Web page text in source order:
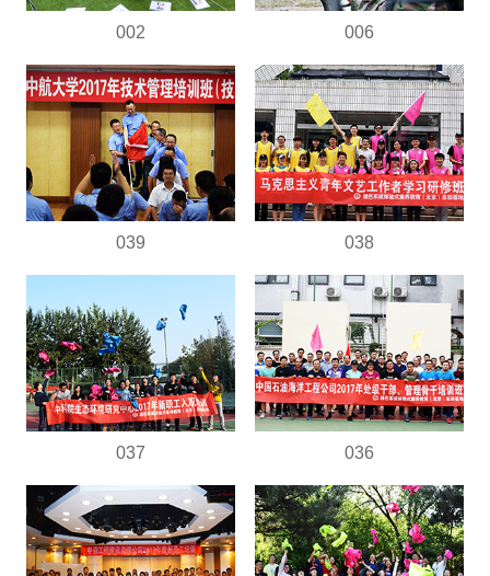
002 006
039 038
037 036